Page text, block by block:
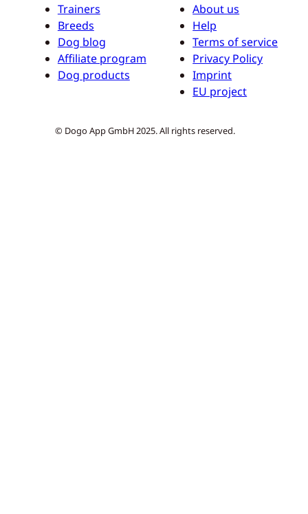
Trainers
Breeds
Dog blog
Affiliate program
Dog products
About us
Help
Terms of service
Privacy Policy
Imprint
EU project
© Dogo App GmbH 2025. All rights reserved.